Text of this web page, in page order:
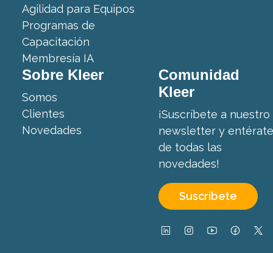
Agilidad para Equipos
Programas de
Capacitación
Membresía IA
Sobre Kleer
Somos
Clientes
Novedades
Comunidad
Kleer
¡Suscríbete a nuestro
newsletter y entérate
de todas las
novedades!
Suscríbete